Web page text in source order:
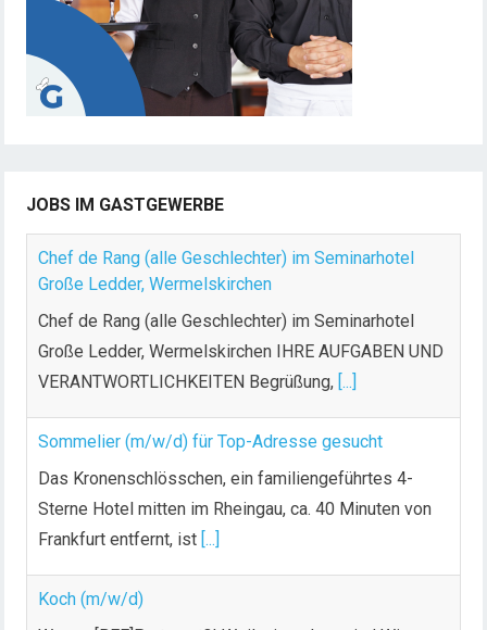
JOBS IM GASTGEWERBE
Chef de Rang (alle Geschlechter) im Seminarhotel
Große Ledder, Wermelskirchen
Chef de Rang (alle Geschlechter) im Seminarhotel
Große Ledder, Wermelskirchen IHRE AUFGABEN UND
VERANTWORTLICHKEITEN Begrüßung, [...]
Sommelier (m/w/d) für Top-Adresse gesucht
Das Kronenschlösschen, ein familiengeführtes 4-
Sterne Hotel mitten im Rheingau, ca. 40 Minuten von
Frankfurt entfernt, ist [...]
Koch (m/w/d)